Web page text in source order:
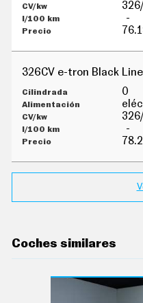
-
326CV e-tron Black Line
0
-
Coches similares